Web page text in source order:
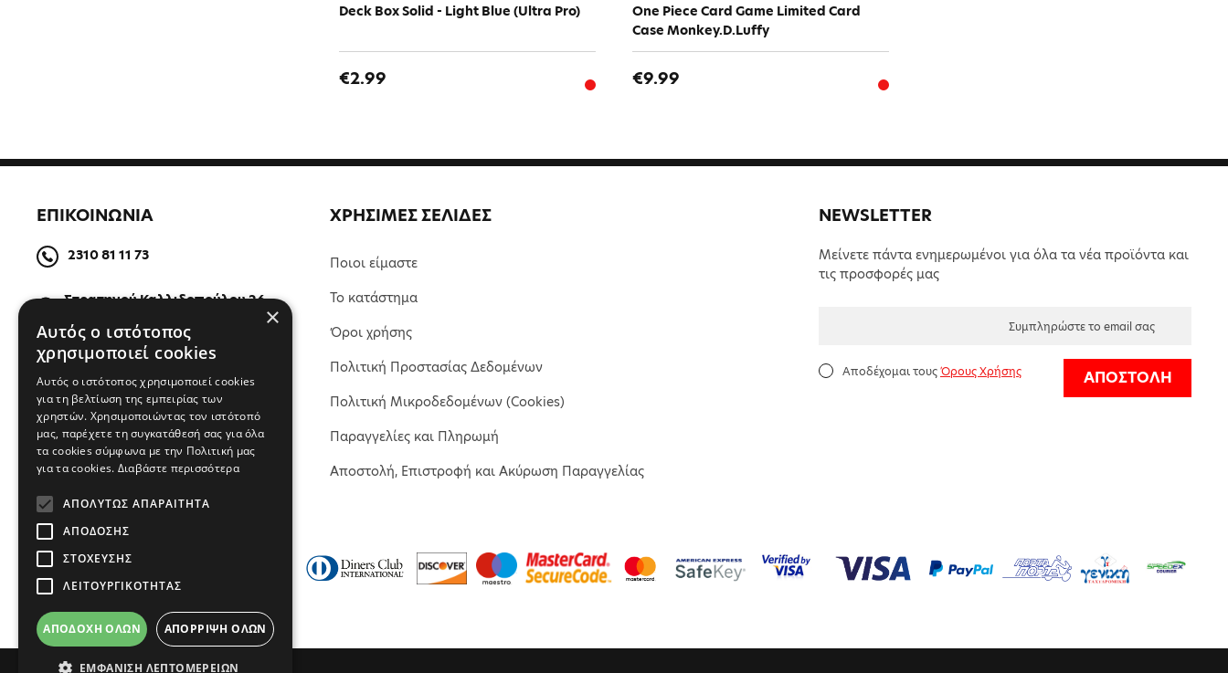
Deck Box Solid - Light Blue (Ultra Pro)
€2.99
One Piece Card Game Limited Card
Case Monkey.D.Luffy
€9.99
ΕΠΙΚΟΙΝΩΝΙΑ
2310 81 11 73
Στρατηγού Καλλιδοπούλου 26,
ΧΡΗΣΙΜΕΣ ΣΕΛΙΔΕΣ
Ποιοι είμαστε
Το κατάστημα
Όροι χρήσης
Πολιτική Προστασίας Δεδομένων
Πολιτική Μικροδεδομένων (Cookies)
Παραγγελίες και Πληρωμή
Αποστολή, Επιστροφή και Ακύρωση Παραγγελίας
NEWSLETTER
Μείνετε πάντα ενημερωμένοι για όλα τα νέα προϊόντα και
τις προσφορές μας
Αποδέχομαι τουςΌρους Χρήσης ΑΠΟΣΤΟΛΗ
×
Αυτός ο ιστότοπος
χρησιμοποιεί cookies
Αυτός ο ιστότοπος χρησιμοποιεί cookies
για τη βελτίωση της εμπειρίας των
χρηστών. Χρησιμοποιώντας τον ιστότοπό
μας, παρέχετε τη συγκατάθεσή σας για όλα
τα cookies σύμφωνα με την Πολιτική μας
για τα cookies. Διαβάστε περισσότερα
ΑΠΟΛΎΤΩΣ ΑΠΑΡΑΊΤΗΤΑ
ΑΠΌΔΟΣΗΣ
ΣΤΌΧΕΥΣΗΣ
ΛΕΙΤΟΥΡΓΙΚΌΤΗΤΑΣ
ΑΠΟΔΟΧΉ ΌΛΩΝ ΑΠΌΡΡΙΨΗ ΌΛΩΝ
ΕΜΦΆΝΙΣΗ ΛΕΠΤΟΜΕΡΕΙΏΝ